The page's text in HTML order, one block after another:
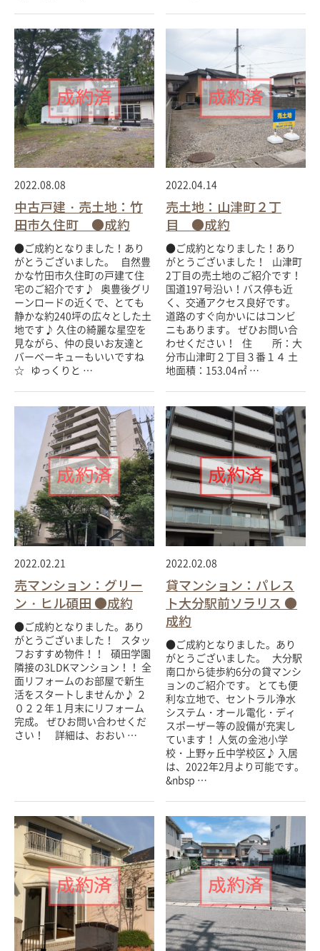
2022.08.08
中古戸建・売土地：竹
田市久住町 ●成約
●ご成約となりました！あり
がとうございました。 自然豊
かな竹田市久住町の戸建て住
宅のご紹介です♪ 奥豊後グリ
ーンロードの近くで、とても
静かな約240坪の広々とした土
地です♪ 久住の綺麗な星空を
見ながら、仲の良いお友達と
バーべーキューもいいですね
☆ ゆっくりと …
2022.04.14
売土地：山津町２丁
目 ●成約
●ご成約となりました！あり
がとうございました！ 山津町
2丁目の売土地のご紹介です！
国道197号沿い！バス停も近
く、交通アクセス良好です。
道路のすぐ向かいにはコンビ
ニもあります。 ぜひお問い合
わせください！ 住 所：大
分市山津町２丁目３番１４ 土
地面積：153.04㎡ …
2022.02.21
売マンション：グリー
ン・ヒル碩田 ●成約
●ご成約となりました。あり
がとうございました！ スタッ
フおすすめ物件！！ 碩田学園
隣接の3LDKマンション！！ 全
面リフォームのお部屋で新生
活をスタートしませんか♪ ２
０２２年１月末にリフォーム
完成。 ぜひお問い合わせくだ
さい！ 詳細は、おおい …
2022.02.08
貸マンション：パレス
ト大分駅前ソラリス ●
成約
●ご成約となりました。あり
がとうございました。 大分駅
南口から徒歩約6分の貸マンシ
ョンのご紹介です。 とても便
利な立地で、セントラル浄水
システム・オール電化・ディ
スポーザー等の設備が充実し
ています！ 人気の金池小学
校・上野ヶ丘中学校区♪ 入居
は、2022年2月より可能です。
&nbsp …